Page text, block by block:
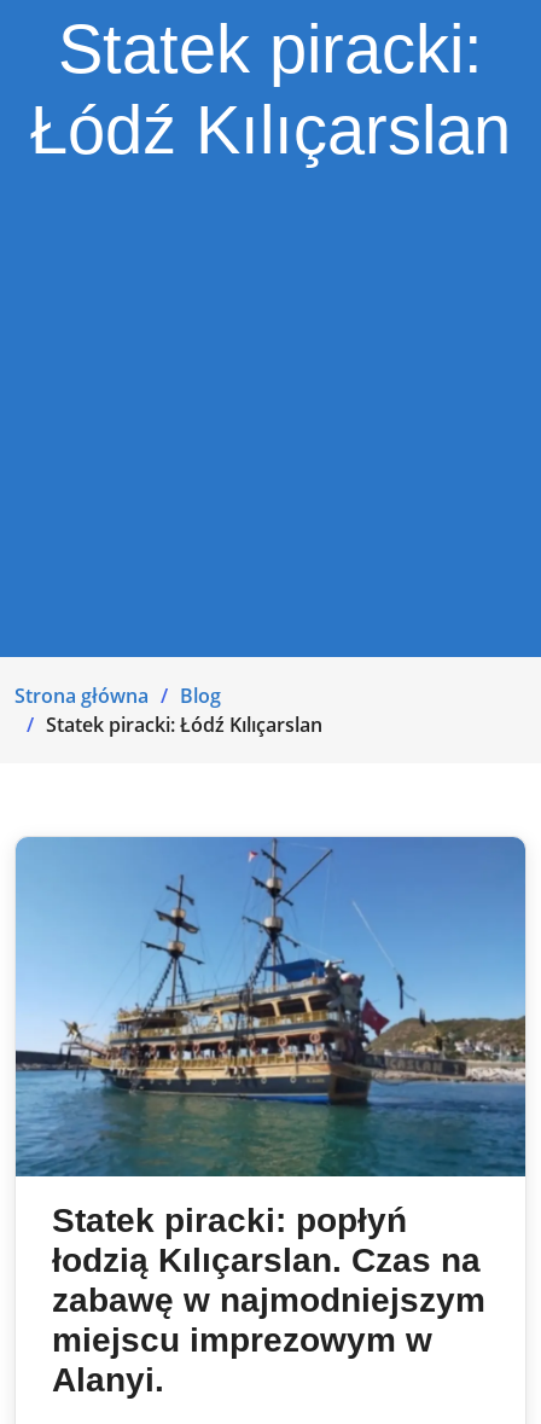
Statek piracki:
Łódź Kılıçarslan
Strona główna
Blog
Statek piracki: Łódź Kılıçarslan
Statek piracki: popłyń
łodzią Kılıçarslan. Czas na
zabawę w najmodniejszym
miejscu imprezowym w
Alanyi.